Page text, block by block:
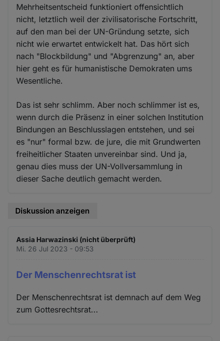
Mehrheitsentscheid funktioniert offensichtlich
nicht, letztlich weil der zivilisatorische Fortschritt,
auf den man bei der UN-Gründung setzte, sich
nicht wie erwartet entwickelt hat. Das hört sich
nach "Blockbildung" und "Abgrenzung" an, aber
hier geht es für humanistische Demokraten ums
Wesentliche.
Das ist sehr schlimm. Aber noch schlimmer ist es,
wenn durch die Präsenz in einer solchen Institution
Bindungen an Beschlusslagen entstehen, und sei
es "nur" formal bzw. de jure, die mit Grundwerten
freiheitlicher Staaten unvereinbar sind. Und ja,
genau dies muss der UN-Vollversammlung in
dieser Sache deutlich gemacht werden.
Diskussion anzeigen
Assia Harwazinski (nicht überprüft)
Mi. 26 Jul 2023 - 09:53
Der Menschenrechtsrat ist
Der Menschenrechtsrat ist demnach auf dem Weg
zum Gottesrechtsrat...